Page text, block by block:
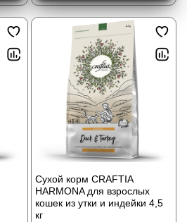
Сухой корм CRAFTIA
HARMONA для взрослых
кошек из утки и индейки 4,5
кг